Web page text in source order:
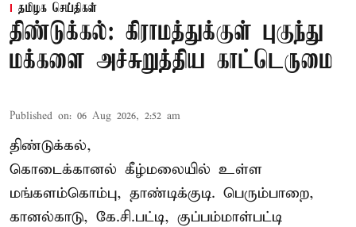
தமிழக செய்திகள்
திண்டுக்கல்: கிராமத்துக்குள் புகுந்து
மக்களை அச்சுறுத்திய காட்டெருமை
Published on: 06 Aug 2026, 2:52 am
திண்டுக்கல்,
கொடைக்கானல் கீழ்மலையில் உள்ள
மங்களம்கொம்பு, தாண்டிக்குடி. பெரும்பாறை,
கானல்காடு, கே.சி.பட்டி, குப்பம்மாள்பட்டி